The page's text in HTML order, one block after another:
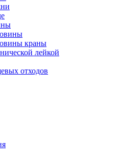
краны
лейкой
отходов